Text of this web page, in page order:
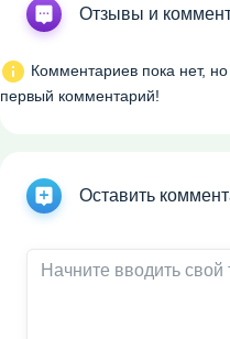
Отзывы и
Комментариев пока нет,
первый комментарий!
Оставить